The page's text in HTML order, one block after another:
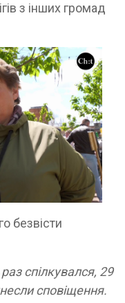
з інших громад
безвісти
спілкувался, 29
сповіщення.